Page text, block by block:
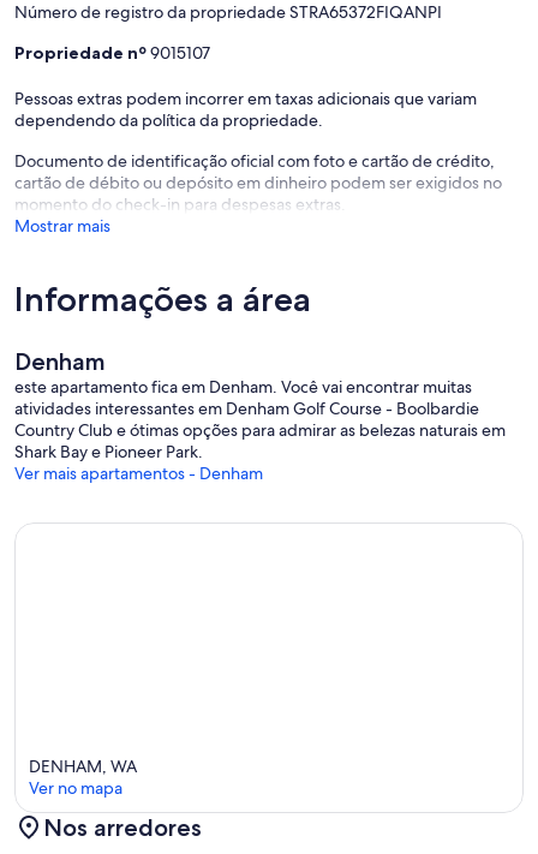
Número de registro da propriedade STRA65372FIQANPI
Propriedade nº9015107
Pessoas extras podem incorrer em taxas adicionais que variam
dependendo da política da propriedade.
Documento de identificação oficial com foto e cartão de crédito,
cartão de débito ou depósito em dinheiro podem ser exigidos no
momento do check-in para despesas extras.
Mostrar mais
Informações a área
Denham
este apartamento fica em Denham. Você vai encontrar muitas
atividades interessantes em Denham Golf Course - Boolbardie
Country Club e ótimas opções para admirar as belezas naturais em
Shark Bay e Pioneer Park.
Ver mais apartamentos - Denham
DENHAM, WA
Ver no mapa
Nos arredores